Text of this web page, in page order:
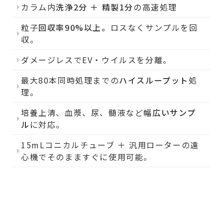
カラム内洗浄2分 ＋ 精製1分の高速処理
粒子回収率90%以上。 ロスなくサンプルを回
収。
ダメージレスでEV・ウイルスを分離。
最大80本同時処理までのハイスループット処
理。
培養上清、血漿、尿、髄液など幅広いサンプ
ルに対応。
15mLコニカルチューブ ＋ 汎用ローターの遠
心機でそのまますぐに使用可能。